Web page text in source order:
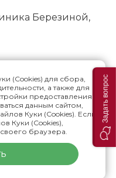
СПЕЦИАЛИСТА
(Cookies) для сбора,
а также для
предоставления
данным сайтом,
Куки (Cookies). Если
Куки (Cookies),
браузера.
Задать вопрос